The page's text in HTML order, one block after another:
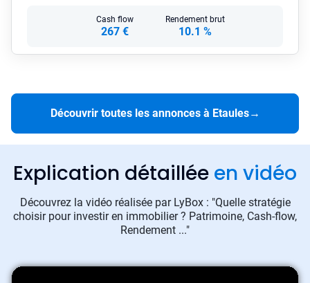
Cash flow
267 €
Rendement brut
10.1 %
Découvrir toutes les annonces à Etaules→
Explication détaillée en vidéo
Découvrez la vidéo réalisée par LyBox : "Quelle stratégie
choisir pour investir en immobilier ? Patrimoine, Cash-flow,
Rendement ..."